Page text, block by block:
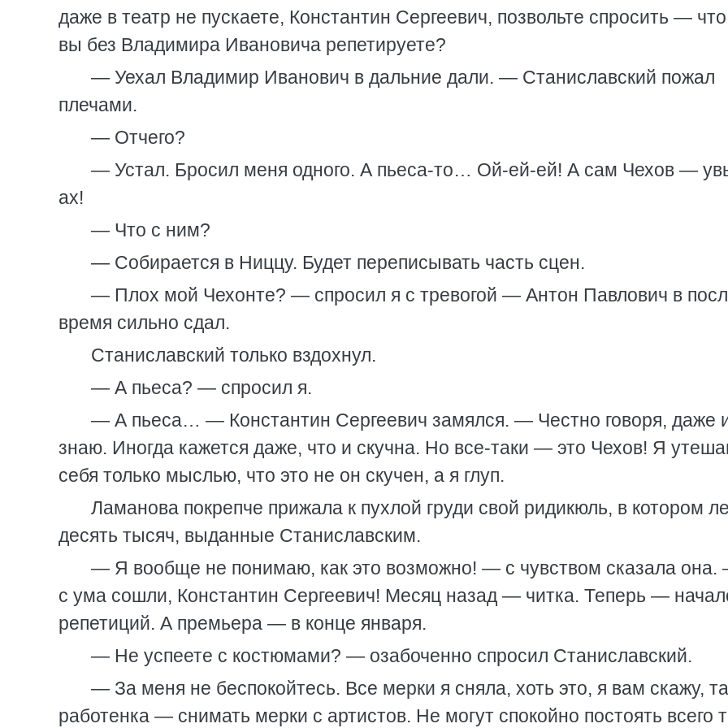
даже в театр не пускаете, Константин Сергеевич, позвольте спросить —
вы без Владимира Ивановича репетируете?
— Уехал Владимир Иванович в дальние дали. — Станиславский пожал
плечами.
— Отчего?
— Устал. Бросил меня одного. А пьеса-то… Ой-ей-ей! А сам Чехов —
ах!
— Что с ним?
— Собирается в Ниццу. Будет переписывать часть сцен.
— Плох мой Чехонте? — спросил я с тревогой — Антон Павлович в
время сильно сдал.
Станиславский только вздохнул.
— А пьеса? — спросил я.
— А пьеса… — Константин Сергеевич замялся. — Честно говоря, даже
знаю. Иногда кажется даже, что и скучна. Но все-таки — это Чехов! Я
себя только мыслью, что это не он скучен, а я глуп.
Ламанова покрепче прижала к пухлой груди свой ридикюль, в котором
десять тысяч, выданные Станиславским.
— Я вообще не понимаю, как это возможно! — с чувством сказала
с ума сошли, Константин Сергеевич! Месяц назад — читка. Теперь —
репетиций. А премьера — в конце января.
— Не успеете с костюмами? — озабоченно спросил Станиславский.
— За меня не беспокойтесь. Все мерки я сняла, хоть это, я вам скажу,
работенка — снимать мерки с артистов. Не могут спокойно постоять всего